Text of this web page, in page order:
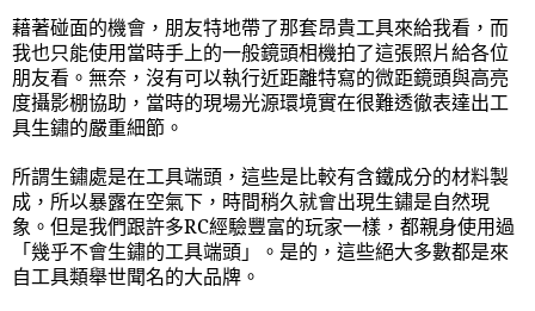
藉著碰面的機會，朋友特地帶了那套昂貴工具來給我看，而
我也只能使用當時手上的一般鏡頭相機拍了這張照片給各位
朋友看。無奈，沒有可以執行近距離特寫的微距鏡頭與高亮
度攝影棚協助，當時的現場光源環境實在很難透徹表達出工
具生鏽的嚴重細節。
所謂生鏽處是在工具端頭，這些是比較有含鐵成分的材料製
成，所以暴露在空氣下，時間稍久就會出現生鏽是自然現
象。但是我們跟許多RC經驗豐富的玩家一樣，都親身使用過
「幾乎不會生鏽的工具端頭」。是的，這些絕大多數都是來
自工具類舉世聞名的大品牌。